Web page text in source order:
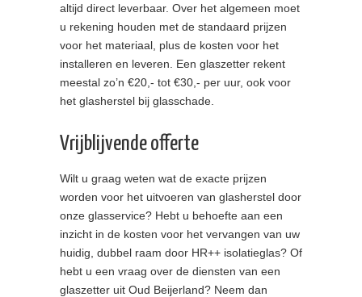
altijd direct leverbaar. Over het algemeen moet
u rekening houden met de standaard prijzen
voor het materiaal, plus de kosten voor het
installeren en leveren. Een glaszetter rekent
meestal zo’n €20,- tot €30,- per uur, ook voor
het glasherstel bij glasschade.
Vrijblijvende offerte
Wilt u graag weten wat de exacte prijzen
worden voor het uitvoeren van glasherstel door
onze glasservice? Hebt u behoefte aan een
inzicht in de kosten voor het vervangen van uw
huidig, dubbel raam door HR++ isolatieglas? Of
hebt u een vraag over de diensten van een
glaszetter uit Oud Beijerland? Neem dan